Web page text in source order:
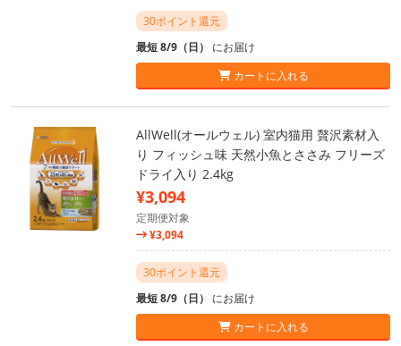
30ポイント還元
最短 8/9（日） にお届け
カートに入れる
AllWell(オールウェル) 室内猫用 贅沢素材入
り フィッシュ味 天然小魚とささみ フリーズ
ドライ入り 2.4kg
¥3,094
定期便対象
¥3,094
30ポイント還元
最短 8/9（日） にお届け
カートに入れる